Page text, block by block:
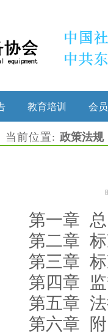
教育培训 会
当前位置: 政策法规
第一章
第二章
第三章
第四章
第五章
第六章